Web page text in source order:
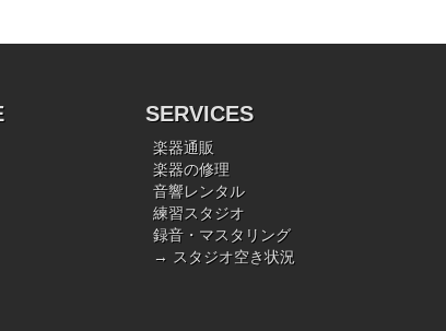
SERVICES
楽器通販
楽器の修理
音響レンタル
練習スタジオ
録音・マスタリング
→ スタジオ空き状況